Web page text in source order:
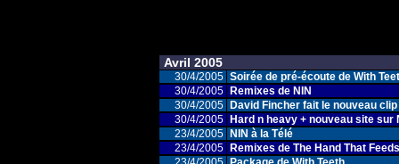
Avril 2005
30/4/2005 Soirée de pré-écoute de With
30/4/2005
Remixes de NIN
30/4/2005
David Fincher fait le nouveau clip
30/4/2005
Hard n heavy + nouveau site sur
23/4/2005
NIN à la Télé
23/4/2005
Remixes de The Hand That Feeds